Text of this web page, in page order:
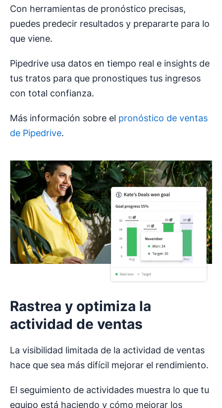
Con herramientas de pronóstico precisas,
puedes predecir resultados y prepararte para lo
que viene.
Pipedrive usa datos en tiempo real e insights de
tus tratos para que pronostiques tus ingresos
con total confianza.
Más información sobre el pronóstico de ventas
de Pipedrive.
Rastrea y optimiza la
actividad de ventas
La visibilidad limitada de la actividad de ventas
hace que sea más difícil mejorar el rendimiento.
El seguimiento de actividades muestra lo que tu
equipo está haciendo y cómo mejorar los